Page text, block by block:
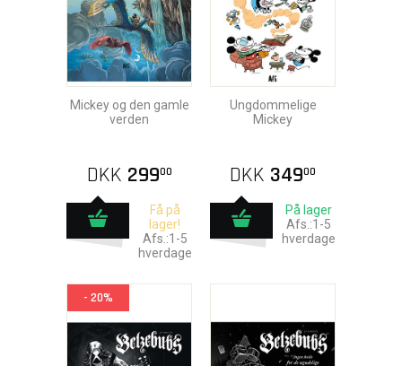
Mickey og den gamle
verden
DKK 29900
Få på
lager!
Afs.:1-5
hverdage
Ungdommelige
Mickey
DKK 34900
På lager
Afs.:1-5
hverdage
- 20%